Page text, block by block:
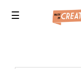
Basculer
☰